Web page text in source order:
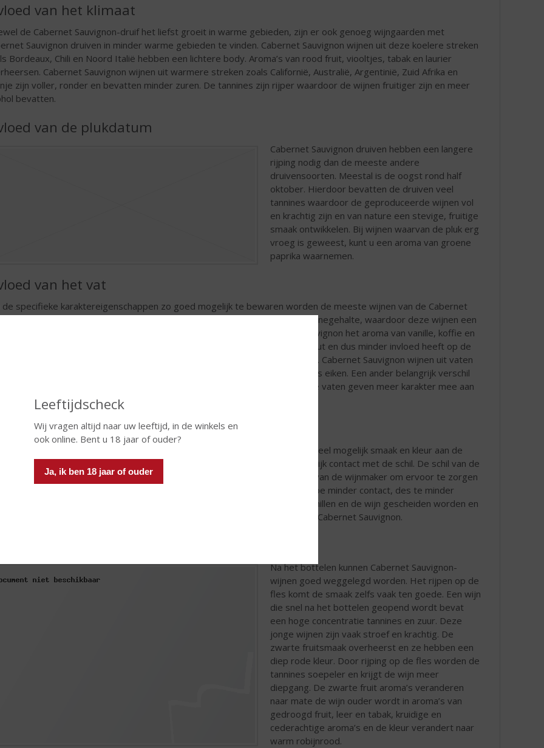
Leeftijdscheck
Wij vragen altijd naar uw leeftijd, in de winkels en
ook online. Bent u 18 jaar of ouder?
Ja, ik ben 18 jaar of ouder
van het klimaat
de Cabernet Sauvignon-druif het liefst groeit in warme gebieden, zijn er ook genoeg wijngaarden met
Sauvignon druiven in minder warme gebieden te vinden. Cabernet Sauvignon wijnen uit deze koelere streken
Bordeaux, Chili en Noord Italië hebben een lichtere body. Aroma’s van rood fruit, viooltjes, tabak en laurier
Cabernet Sauvignon wijnen uit warmere streken zoals Californië, Australië, Argentinië, Zuid Afrika en
zijn voller, ronder en bevatten minder zuren. De tannines zijn rijper waardoor de wijnen fruitiger zijn en meer
bevatten.
van de plukdatum
Cabernet Sauvignon druiven hebben een langere
rijping nodig dan de meeste andere
druivensoorten. Meestal is de oogst rond half
oktober. Hierdoor bevatten de druiven veel
tannines waardoor de geproduceerde wijnen vol
en krachtig zijn en van nature een stevige, fruitige
smaak ontwikkelen. Bij wijnen waarvan de pluk erg
vroeg is geweest, kunt u een aroma van groene
paprika waarnemen.
van het vat
de specifieke karaktereigenschappen zo goed mogelijk te bewaren worden de meeste wijnen van de Cabernet
druif op eikenhouten vaten gerijpt. Het eikenhout reduceert het tanninegehalte, waardoor deze wijnen een
en verfijnde smaak ontwikkelen. Ook geeft het eikenhout de Cabernet Sauvignon het aroma van vanille, koffie en
Hoe groter het vat, des te minder contact de wijn maakt met het hout en dus minder invloed heeft op de
van de wijn. Ook is er een verschil tussen Amerikaans en Frans eikenhout. Cabernet Sauvignon wijnen uit vaten
Amerikaans eiken hebben een sterkere smaak dan wijnen uit vaten van Frans eiken. Een ander belangrijk verschil
er tussen wijnen uit nieuwe vaten en oude, vaker gebruikte vaten. De nieuwe vaten geven meer karakter mee aan
wijn, dan vaten die al eerder zijn gebruikt.
van de wijnmaker
wijnmaker speelt een grote rol in de uiteindelijke smaak van de wijn. Om zoveel mogelijk smaak en kleur aan de
te onttrekken maakt de wijn, tijdens het productieproces, zoveel mogelijk contact met de schil. De schil van de
Sauvignon druif is dik en bevat veel tannines. Het is daarom de kunst van de wijnmaker om ervoor te zorgen
de hoeveelheid tannines de smaak van de wijn niet gaat overschaduwen. Hoe minder contact, des te minder
maar ook minder smaak. De wijnmaker bepaalt het moment dat de schillen en de wijn gescheiden worden en
voor een groot deel verantwoordelijk voor de uiteindelijke smaak van de Cabernet Sauvignon.
Na het bottelen kunnen Cabernet Sauvignon-
wijnen goed weggelegd worden. Het rijpen op de
fles komt de smaak zelfs vaak ten goede. Een wijn
die snel na het bottelen geopend wordt bevat
een hoge concentratie tannines en zuur. Deze
jonge wijnen zijn vaak stroef en krachtig. De
zwarte fruitsmaak overheerst en ze hebben een
diep rode kleur. Door rijping op de fles worden de
tannines soepeler en krijgt de wijn meer
diepgang. De zwarte fruit aroma’s veranderen
naar mate de wijn ouder wordt in aroma’s van
gedroogd fruit, leer en tabak, kruidige en
cederachtige aroma’s en de kleur verandert naar
warm robijnrood.